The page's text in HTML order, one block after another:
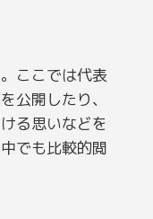
ここでは代表
公開したり、
る思いなどを
でも比較的閲